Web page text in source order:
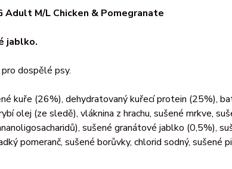
Adult M/L Chicken & Pomegranate
jablko.
dospělé psy.
kuře (26%), dehydratovaný kuřecí protein (25%),
olej (ze sledě), vláknina z hrachu, sušené mrkve,
sušené granátové jablko (0,5%),
pomeranč, sušené borůvky, chlorid sodný, sušené